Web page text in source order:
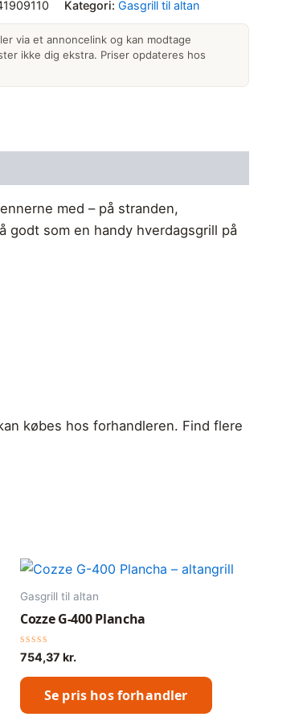
Kategori: Gasgrill til altan
via et annoncelink og kan modtage
ikke dig ekstra. Priser opdateres hos
med – på stranden,
godt som en handy hverdagsgrill på
købes hos forhandleren. Find flere
Gasgrill til altan
Cozze G-400 Plancha
Vurderet
ud
af
754,37 kr.
Se pris hos forhandler